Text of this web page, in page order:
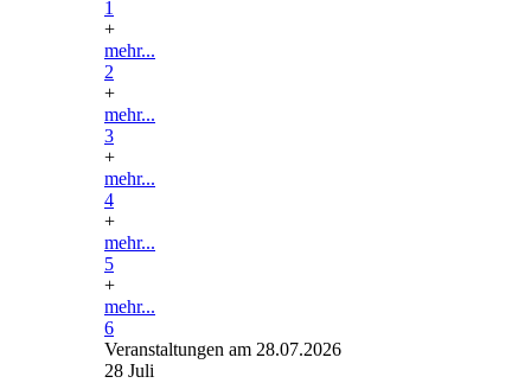
1
+
mehr...
2
+
mehr...
3
+
mehr...
4
+
mehr...
5
+
mehr...
6
Veranstaltungen am 28.07.2026
28 Juli